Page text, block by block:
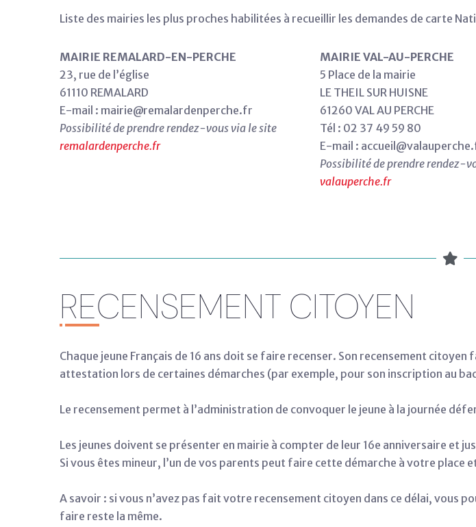
Liste des mairies les plus proches habilitées à recueillir les demandes de carte
MAIRIE REMALARD-EN-PERCHE
23, rue de l’église
61110 REMALARD
E-mail : mairie@remalardenperche.fr
Possibilité de prendre rendez-vous via le site
remalardenperche.fr
MAIRIE VAL-AU-PERCHE
5 Place de la mairie
LE THEIL SUR HUISNE
61260 VAL AU PERCHE
Tél : 02 37 49 59 80
E-mail :
Possibilité de prendre rendez-
valauperche.fr
RECENSEMENT CITOYEN
Chaque jeune Français de 16 ans doit se faire recenser. Son recensement
attestation lors de certaines démarches (par exemple, pour son inscription au
Le recensement permet à l’administration de convoquer le jeune à la journée
Les jeunes doivent se présenter en mairie à compter de leur 16e anniversaire et
Si vous êtes mineur, l’un de vos parents peut faire cette démarche à votre place
A savoir : si vous n’avez pas fait votre recensement citoyen dans ce délai, vous
faire reste la même.